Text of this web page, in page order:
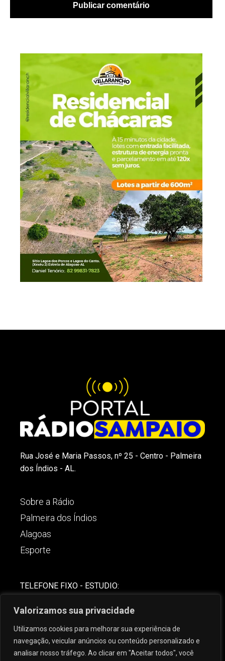
Valorizamos sua privacidade
Utilizamos cookies para melhorar sua experiência de
navegação, veicular anúncios ou conteúdo personalizado e
analisar nosso tráfego. Ao clicar em "Aceitar todos", você
Rua José e Maria Passos, nº 25 - Centro - Palmeira
dos Índios - AL.
Sobre a Rádio
Palmeira dos Índios
Alagoas
Esporte
TELEFONE FIXO - ESTUDIO:
(82) 99621-8806